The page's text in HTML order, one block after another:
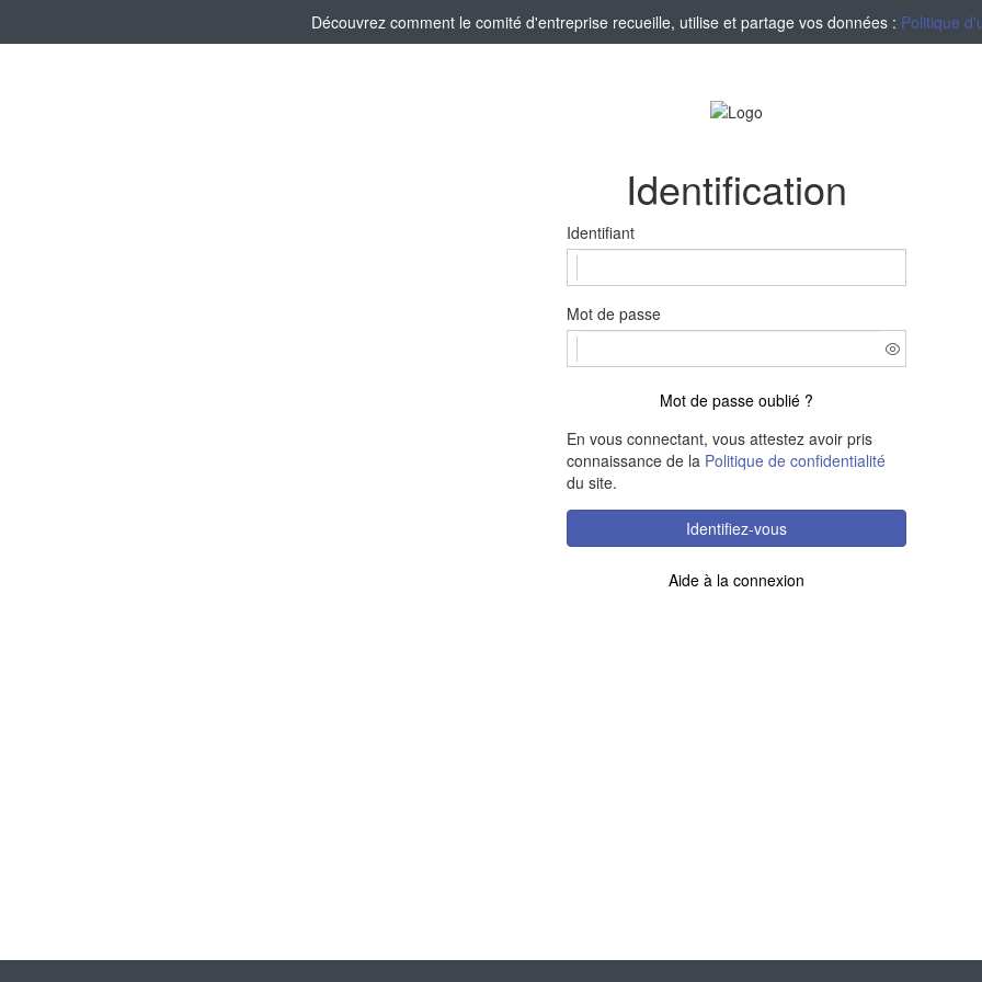
Découvrez comment le comité d'entreprise recueille, utilise et partage vos données : Politique
Identification
Identifiant
Mot de passe
Mot de passe oublié ?
En vous connectant, vous attestez avoir pris
connaissance de la Politique de confidentialité
du site.
Identifiez-vous
Aide à la connexion